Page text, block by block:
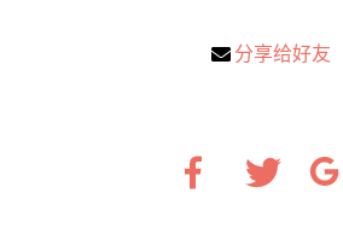
分享给好友